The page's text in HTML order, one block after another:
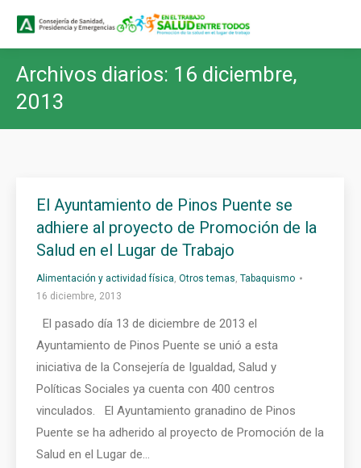
Archivos diarios: 16 diciembre,
2013
El Ayuntamiento de Pinos Puente se
adhiere al proyecto de Promoción de la
Salud en el Lugar de Trabajo
Alimentación y actividad física, Otros temas, Tabaquismo
16 diciembre, 2013
El pasado día 13 de diciembre de 2013 el
Ayuntamiento de Pinos Puente se unió a esta
iniciativa de la Consejería de Igualdad, Salud y
Políticas Sociales ya cuenta con 400 centros
vinculados. El Ayuntamiento granadino de Pinos
Puente se ha adherido al proyecto de Promoción de la
Salud en el Lugar de…